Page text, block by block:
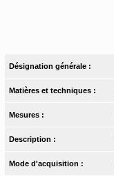
Désignation générale :
Matières et techniques :
Mesures :
Description :
Mode d'acquisition :